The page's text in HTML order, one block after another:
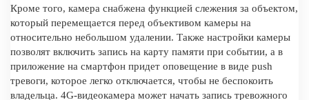
Кроме того, камера снабжена функцией слежения за объектом,
который перемещается перед объективом камеры на
относительно небольшом удалении. Также настройки камеры
позволят включить запись на карту памяти при событии, а в
приложение на смартфон придет оповещение в виде push
тревоги, которое легко отключается, чтобы не беспокоить
владельца. 4G-видеокамера может начать запись тревожного